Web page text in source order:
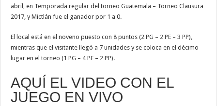
abril, en Temporada regular del torneo Guatemala – Torneo Clausura
2017, y Mictlán fue el ganador por 1 a 0.
El local está en el noveno puesto con 8 puntos (2 PG – 2 PE – 3 PP),
mientras que el visitante llegó a 7 unidades y se coloca en el décimo
lugar en el torneo (1 PG – 4 PE – 2 PP).
AQUÍ EL VIDEO CON EL
JUEGO EN VIVO